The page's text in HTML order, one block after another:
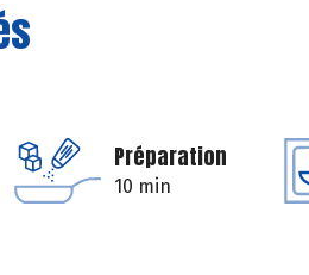
Préparation
10 min